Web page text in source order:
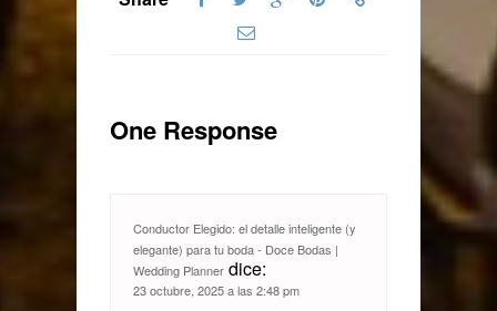
One Response
Conductor Elegido: el detalle inteligente (y
elegante) para tu boda - Doce Bodas |
Wedding Planner dice:
23 octubre, 2025 a las 2:48 pm